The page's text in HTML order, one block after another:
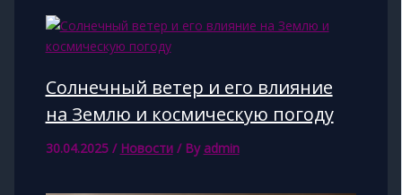
Солнечный ветер и его влияние
на Землю и космическую погоду
30.04.2025 / Новости/ By admin